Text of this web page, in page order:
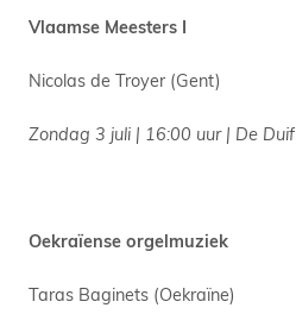
Vlaamse Meesters I
Nicolas de Troyer (Gent)
Zondag 3 juli | 16:00 uur | De Duif
Oekraïense orgelmuziek
Taras Baginets (Oekraïne)